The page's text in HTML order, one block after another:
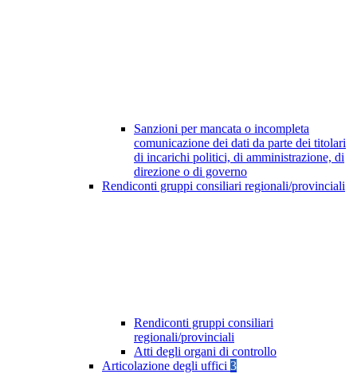
Sanzioni per mancata o incompleta
comunicazione dei dati da parte dei titolari
di incarichi politici, di amministrazione, di
direzione o di governo
Rendiconti gruppi consiliari regionali/provinciali
Rendiconti gruppi consiliari
regionali/provinciali
Atti degli organi di controllo
Articolazione degli uffici 3